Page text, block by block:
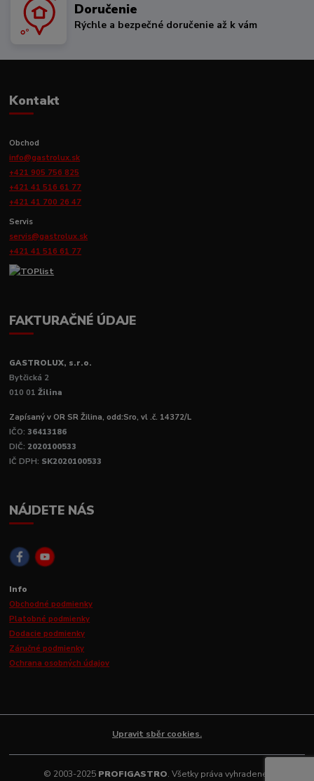
Doručenie
Rýchle a bezpečné doručenie až k vám
Kontakt
Obchod
info@gastrolux.sk
+421 905 756 825
+421 41 516 61 77
+421 41 700 26 47
Servis
servis@gastrolux.sk
+421 41 516 61 77
FAKTURAČNÉ ÚDAJE
GASTROLUX, s.r.o.
Bytčická 2
010 01Žilina
Zapísaný v OR SR Žilina, odd:Sro, vl .č. 14372/L
IČO: 36413186
DIČ: 2020100533
IČ DPH: SK2020100533
NÁJDETE NÁS
Info
Obchodné podmienky
Platobné podmienky
Dodacie podmienky
Záručné podmienky
Ochrana osobných údajov
Upravit sběr cookies.
© 2003-2025 PROFIGASTRO. Všetky práva vyhradené.